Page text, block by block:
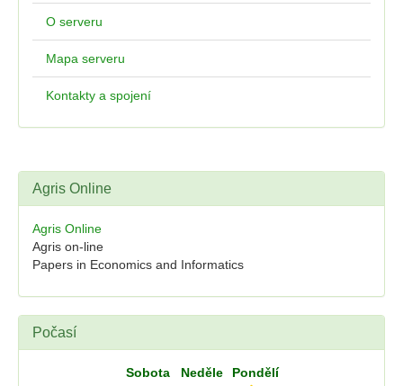
O serveru
Mapa serveru
Kontakty a spojení
Agris Online
Agris Online
Agris on-line
Papers in Economics and Informatics
Počasí
Sobota Neděle Pondělí